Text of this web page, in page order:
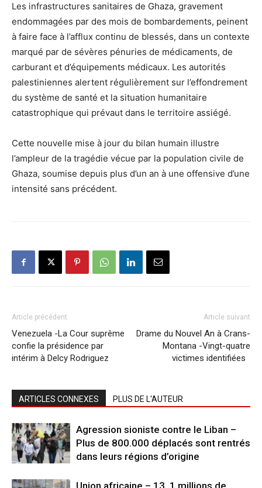
Les infrastructures sanitaires de Ghaza, gravement
endommagées par des mois de bombardements, peinent
à faire face à l’afflux continu de blessés, dans un contexte
marqué par de sévères pénuries de médicaments, de
carburant et d’équipements médicaux. Les autorités
palestiniennes alertent régulièrement sur l’effondrement
du système de santé et la situation humanitaire
catastrophique qui prévaut dans le territoire assiégé.
Cette nouvelle mise à jour du bilan humain illustre
l’ampleur de la tragédie vécue par la population civile de
Ghaza, soumise depuis plus d’un an à une offensive d’une
intensité sans précédent.
Article précédent
Venezuela -La Cour suprême
confie la présidence par
intérim à Delcy Rodriguez
Article suivant
Drame du Nouvel An à Crans-
Montana -Vingt-quatre
victimes identifiées
ARTICLES CONNEXES PLUS DE L'AUTEUR
Agression sioniste contre le Liban –
Plus de 800.000 déplacés sont rentrés
dans leurs régions d’origine